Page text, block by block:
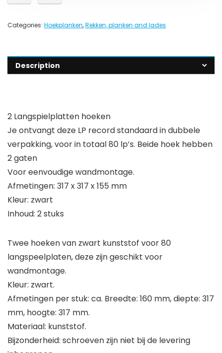
Categories: Hoekplanken,Rekken, planken and lades
Description
2 Langspielplatten hoeken
Je ontvangt deze LP record standaard in dubbele
verpakking, voor in totaal 80 lp’s. Beide hoek hebben
2 gaten
Voor eenvoudige wandmontage.
Afmetingen: 317 x 317 x 155 mm
Kleur: zwart
Inhoud: 2 stuks
Twee hoeken van zwart kunststof voor 80
langspeelplaten, deze zijn geschikt voor
wandmontage.
Kleur: zwart.
Afmetingen per stuk: ca. Breedte: 160 mm, diepte: 317
mm, hoogte: 317 mm.
Materiaal: kunststof.
Bijzonderheid: schroeven zijn niet bij de levering